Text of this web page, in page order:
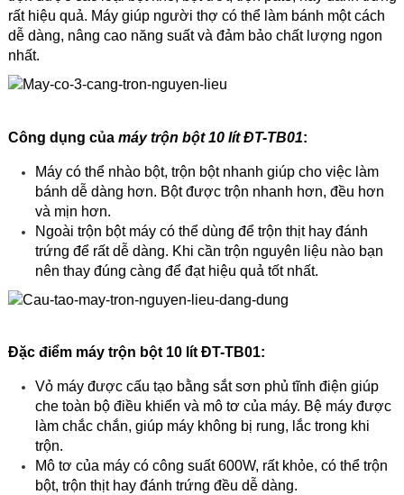
rất hiệu quả. Máy giúp người thợ có thể làm bánh một cách
dễ dàng, nâng cao năng suất và đảm bảo chất lượng ngon
nhất.
Công dụng của máy trộn bột 10 lít ĐT-TB01:
Máy có thể nhào bột, trộn bột nhanh giúp cho việc làm
bánh dễ dàng hơn. Bột được trộn nhanh hơn, đều hơn
và mịn hơn.
Ngoài trộn bột máy có thể dùng để trộn thịt hay đánh
trứng để rất dễ dàng. Khi cần trộn nguyên liệu nào bạn
nên thay đúng càng để đạt hiệu quả tốt nhất.
Đặc điểm máy trộn bột 10 lít ĐT-TB01:
Vỏ máy được cấu tạo bằng sắt sơn phủ tĩnh điện giúp
che toàn bộ điều khiển và mô tơ của máy. Bệ máy được
làm chắc chắn, giúp máy không bị rung, lắc trong khi
trộn.
Mô tơ của máy có công suất 600W, rất khỏe, có thể trộn
bột, trộn thịt hay đánh trứng đều dễ dàng.